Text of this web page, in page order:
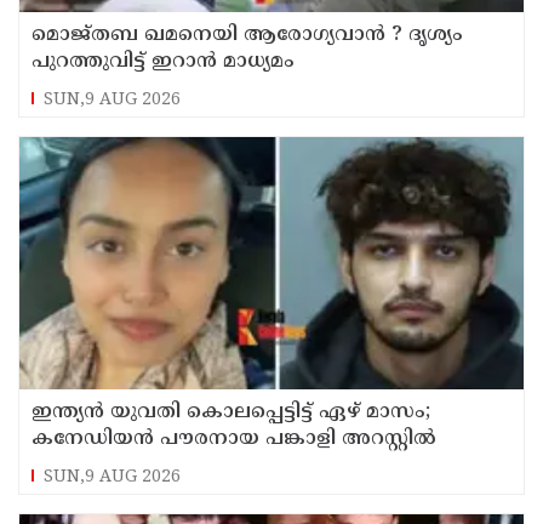
മൊജ്തബ ഖമനെയി ആരോഗ്യവാന്‍ ? ദൃശ്യം
പുറത്തുവിട്ട് ഇറാന്‍ മാധ്യമം
SUN,9 AUG 2026
ഇന്ത്യന്‍ യുവതി കൊലപ്പെട്ടിട്ട് ഏഴ് മാസം;
കനേഡിയന്‍ പൗരനായ പങ്കാളി അറസ്റ്റില്‍
SUN,9 AUG 2026